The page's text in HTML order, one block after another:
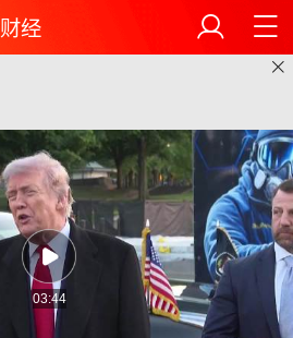
财经
03:44